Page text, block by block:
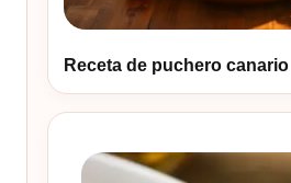
Receta de puchero canario